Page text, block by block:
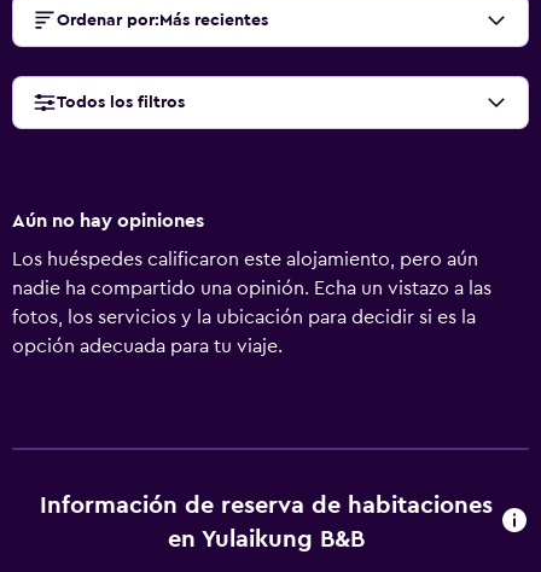
Ordenar por: Más recientes
Todos los filtros
Aún no hay opiniones
Los huéspedes calificaron este alojamiento, pero aún
nadie ha compartido una opinión. Echa un vistazo a las
fotos, los servicios y la ubicación para decidir si es la
opción adecuada para tu viaje.
Información de reserva de habitaciones
en Yulaikung B&B